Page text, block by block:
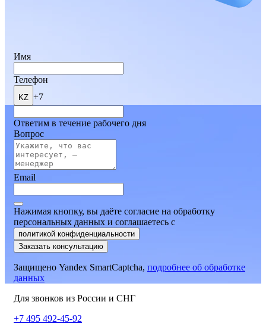
Имя
Телефон
KZ +7
Ответим в течение рабочего дня
Вопрос
Email
Нажимая кнопку, вы даёте согласие на обработку
персональных данных и соглашаетесь c
политикой конфиденциальности
Заказать консультацию
Защищено Yandex SmartCaptcha, подробнее об обработке
данных
Для звонков из России и СНГ
+7 495 492-45-92